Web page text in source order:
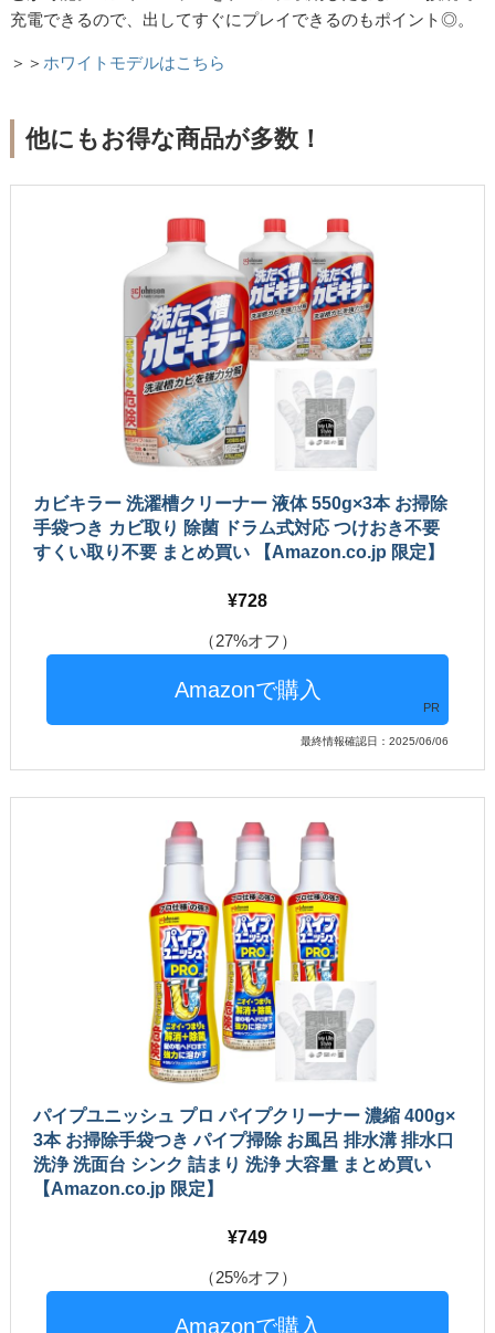
充電できるので、出してすぐにプレイできるのもポイント◎。
＞＞ホワイトモデルはこちら
他にもお得な商品が多数！
カビキラー 洗濯槽クリーナー 液体 550g×3本 お掃除
手袋つき カビ取り 除菌 ドラム式対応 つけおき不要
すくい取り不要 まとめ買い 【Amazon.co.jp 限定】
728
（27%オフ）
PR
最終情報確認日：2025/06/06
パイプユニッシュ プロ パイプクリーナー 濃縮 400g×
3本 お掃除手袋つき パイプ掃除 お風呂 排水溝 排水口
洗浄 洗面台 シンク 詰まり 洗浄 大容量 まとめ買い
【Amazon.co.jp 限定】
749
（25%オフ）